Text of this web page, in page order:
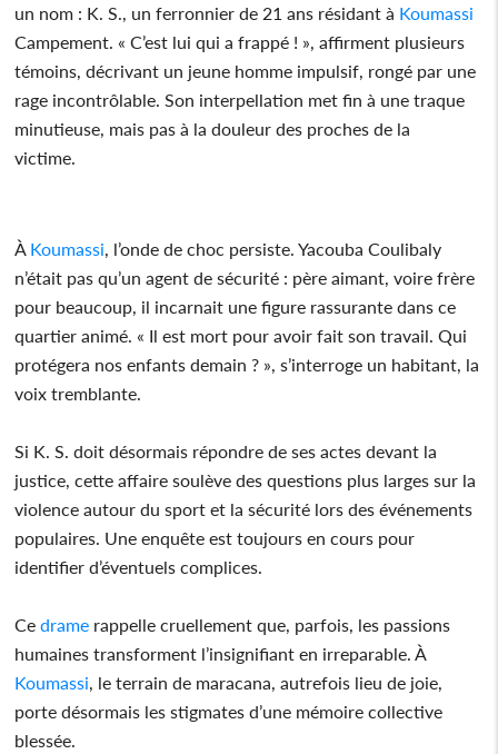
un nom : K. S., un ferronnier de 21 ans résidant à Koumassi
Campement. « C’est lui qui a frappé ! », affirment plusieurs
témoins, décrivant un jeune homme impulsif, rongé par une
rage incontrôlable. Son interpellation met fin à une traque
minutieuse, mais pas à la douleur des proches de la
victime.
À Koumassi , l’onde de choc persiste. Yacouba Coulibaly
n’était pas qu’un agent de sécurité : père aimant, voire frère
pour beaucoup, il incarnait une figure rassurante dans ce
quartier animé. « Il est mort pour avoir fait son travail. Qui
protégera nos enfants demain ? », s’interroge un habitant, la
voix tremblante.
Si K. S. doit désormais répondre de ses actes devant la
justice, cette affaire soulève des questions plus larges sur la
violence autour du sport et la sécurité lors des événements
populaires. Une enquête est toujours en cours pour
identifier d’éventuels complices.
Cedrame rappelle cruellement que, parfois, les passions
humaines transforment l’insignifiant en irreparable. À
Koumassi , le terrain de maracana, autrefois lieu de joie,
porte désormais les stigmates d’une mémoire collective
blessée.